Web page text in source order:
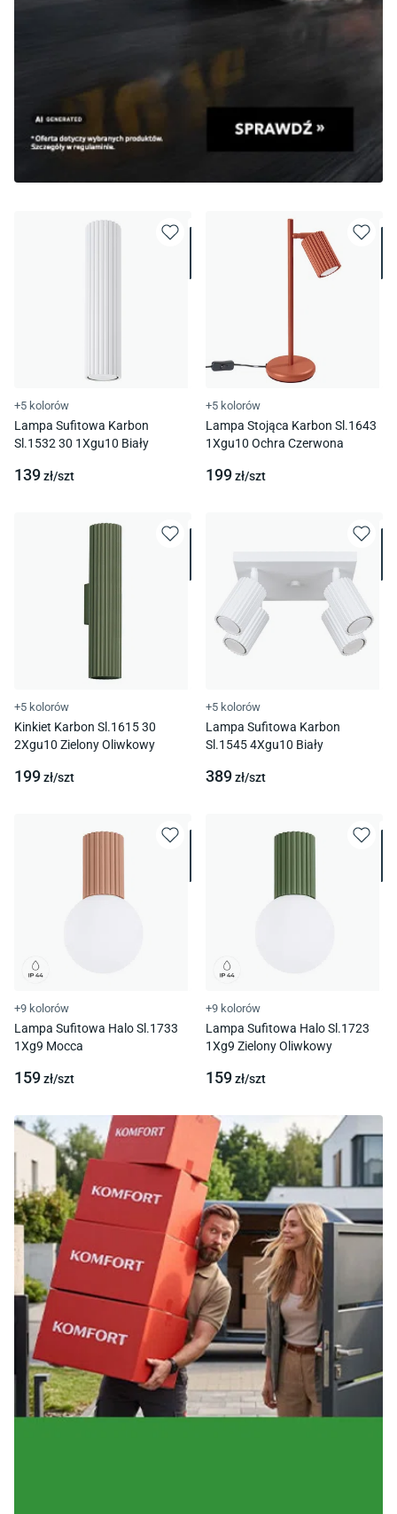
+5 kolorów
Lampa Sufitowa Karbon
Sl.1532 30 1Xgu10 Biały
139zł/szt
+5 kolorów
Lampa Stojąca Karbon Sl.1643
1Xgu10 Ochra Czerwona
199zł/szt
+5 kolorów
Kinkiet Karbon Sl.1615 30
2Xgu10 Zielony Oliwkowy
199zł/szt
+5 kolorów
Lampa Sufitowa Karbon
Sl.1545 4Xgu10 Biały
389zł/szt
+9 kolorów
Lampa Sufitowa Halo Sl.1733
1Xg9 Mocca
159zł/szt
+9 kolorów
Lampa Sufitowa Halo Sl.1723
1Xg9 Zielony Oliwkowy
159zł/szt